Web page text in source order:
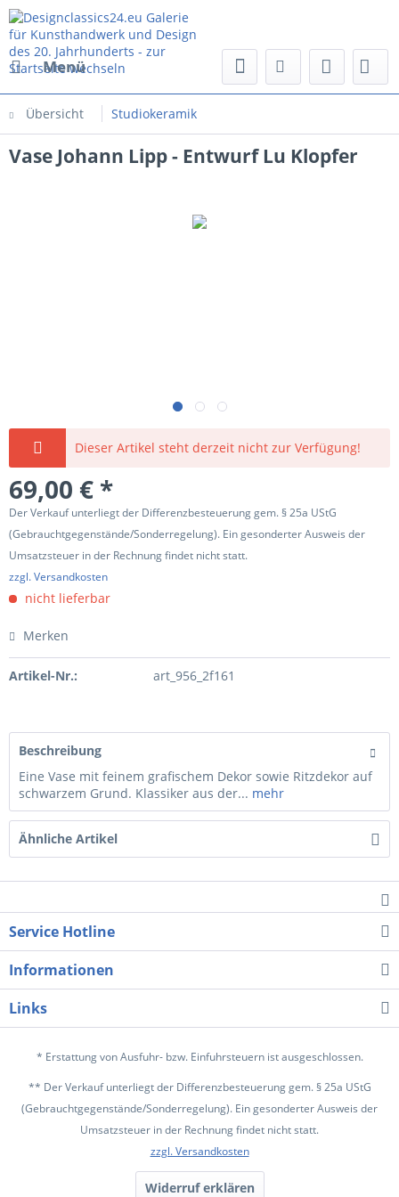
Menü
Übersicht Studiokeramik
Vase Johann Lipp - Entwurf Lu Klopfer
Dieser Artikel steht derzeit nicht zur Verfügung!
69,00 € *
Der Verkauf unterliegt der Differenzbesteuerung gem. § 25a UStG
(Gebrauchtgegenstände/Sonderregelung). Ein gesonderter Ausweis der
Umsatzsteuer in der Rechnung findet nicht statt.
zzgl. Versandkosten
nicht lieferbar
Merken
Artikel-Nr.: art_956_2f161
Beschreibung
Eine Vase mit feinem grafischem Dekor sowie Ritzdekor auf
schwarzem Grund. Klassiker aus der... mehr
Ähnliche Artikel
Service Hotline
Informationen
Links
* Erstattung von Ausfuhr- bzw. Einfuhrsteuern ist ausgeschlossen.
** Der Verkauf unterliegt der Differenzbesteuerung gem. § 25a UStG
(Gebrauchtgegenstände/Sonderregelung). Ein gesonderter Ausweis der
Umsatzsteuer in der Rechnung findet nicht statt.
zzgl. Versandkosten
Widerruf erklären